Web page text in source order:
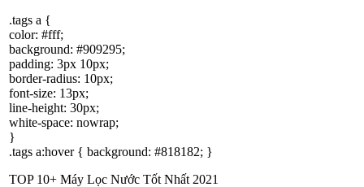
.tags a {
color: #fff;
background: #909295;
padding: 3px 10px;
border-radius: 10px;
font-size: 13px;
line-height: 30px;
white-space: nowrap;
}
.tags a:hover { background: #818182; }
TOP 10+ Máy Lọc Nước Tốt Nhất 2021